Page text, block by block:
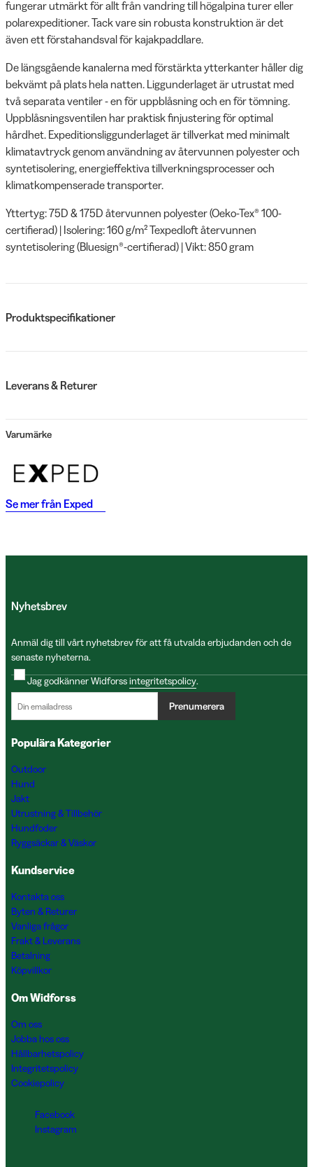
fungerar utmärkt för allt från vandring till högalpina turer eller
polarexpeditioner. Tack vare sin robusta konstruktion är det
även ett förstahandsval för kajakpaddlare.
De längsgående kanalerna med förstärkta ytterkanter håller dig
bekvämt på plats hela natten. Liggunderlaget är utrustat med
två separata ventiler - en för uppblåsning och en för tömning.
Uppblåsningsventilen har praktisk finjustering för optimal
hårdhet. Expeditionsliggunderlaget är tillverkat med minimalt
klimatavtryck genom användning av återvunnen polyester och
syntetisolering, energieffektiva tillverkningsprocesser och
klimatkompenserade transporter.
Yttertyg: 75D & 175D återvunnen polyester (Oeko-Tex® 100-
certifierad) | Isolering: 160 g/m² Texpedloft återvunnen
syntetisolering (Bluesign®-certifierad) | Vikt: 850 gram
Produktspecifikationer
Leverans & Returer
Varumärke
Se mer från Exped
Nyhetsbrev
Anmäl dig till vårt nyhetsbrev för att få utvalda erbjudanden och de
senaste nyheterna.
Jag godkänner Widforssintegritetspolicy.
Prenumerera
Populära Kategorier
Outdoor
Hund
Jakt
Utrustning & Tillbehör
Hundfoder
Ryggsäckar & Väskor
Kundservice
Kontakta oss
Byten & Returer
Vanliga frågor
Frakt & Leverans
Betalning
Köpvillkor
Om Widforss
Om oss
Jobba hos oss
Hållbarhetspolicy
Integritetspolicy
Cookiepolicy
Facebook
Instagram